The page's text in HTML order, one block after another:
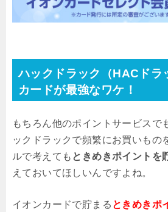
ハックドラック（HACドラ
カードが最強なワケ！
もちろん他のポイントサービスで
ックドラックで頻繁にお買いもの
ルで考えても ときめきポイントを
えておいてほしいんですよね。
イオンカードで貯まる ときめきポ